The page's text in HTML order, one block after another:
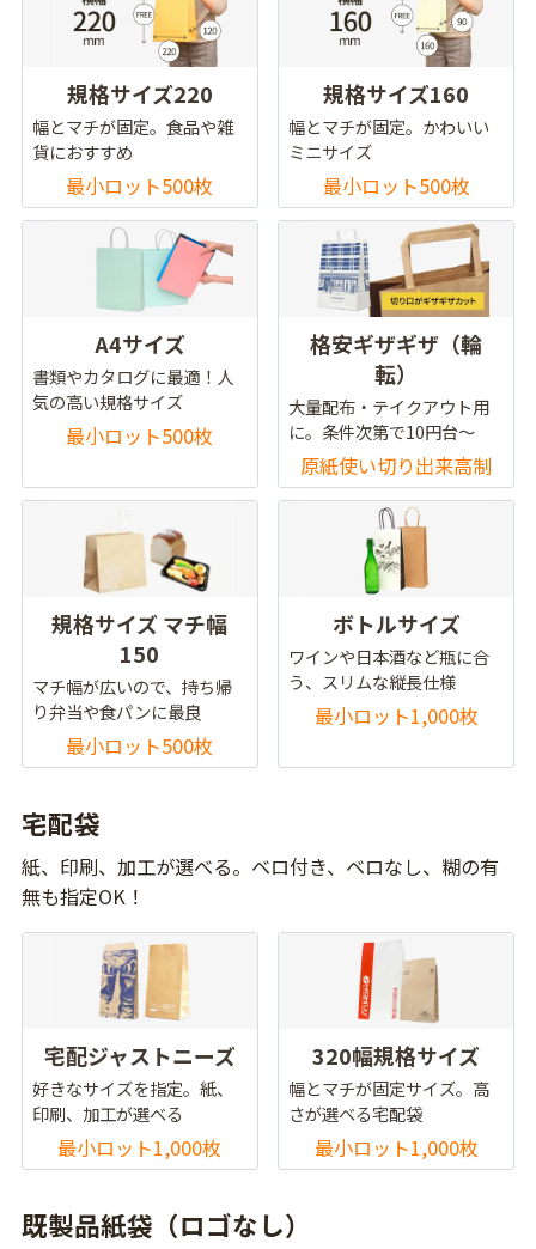
規格サイズ220
幅とマチが固定。食品や雑
貨におすすめ
最小ロット500枚
規格サイズ160
幅とマチが固定。かわいい
ミニサイズ
最小ロット500枚
A4サイズ
書類やカタログに最適！人
気の高い規格サイズ
最小ロット500枚
格安ギザギザ（輪
転）
大量配布・テイクアウト用
に。条件次第で10円台～
原紙使い切り出来高制
規格サイズ マチ幅
150
マチ幅が広いので、持ち帰
り弁当や食パンに最良
最小ロット500枚
ボトルサイズ
ワインや日本酒など瓶に合
う、スリムな縦長仕様
最小ロット1,000枚
宅配袋
紙、印刷、加工が選べる。ベロ付き、ベロなし、糊の有
無も指定OK！
宅配ジャストニーズ
好きなサイズを指定。紙、
印刷、加工が選べる
最小ロット1,000枚
320幅規格サイズ
幅とマチが固定サイズ。高
さが選べる宅配袋
最小ロット1,000枚
既製品紙袋（ロゴなし）